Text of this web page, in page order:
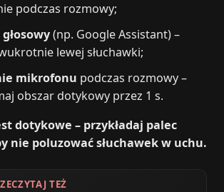
podczas rozmowy;
(np. Google Assistant) –
lewej słuchawki;
mikrofonu podczas rozmowy –
obszar dotykowy przez 1 s.
dotykowe – przykładaj palec
nie poluzować słuchawek w uchu.
TEŻ